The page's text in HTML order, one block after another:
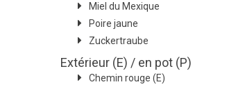
Miel du Mexique
Poire jaune
Zuckertraube
Extérieur (E) / en pot (P)
Chemin rouge (E)